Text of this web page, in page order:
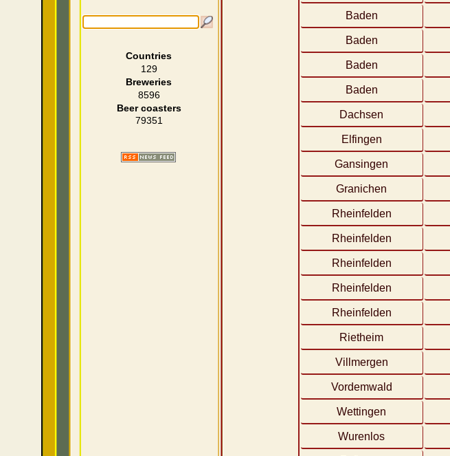
Baden
Baden
Baden
Baden
Dachsen
Elfingen
Gansingen
Granichen
Rheinfelden
Rheinfelden
Rheinfelden
Rheinfelden
Rheinfelden
Rietheim
Villmergen
Vordemwald
Wettingen
Wurenlos
Countries
129
Breweries
8596
Beer coasters
79351